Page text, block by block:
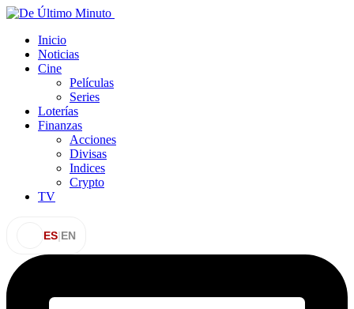
Inicio
Noticias
Cine
Películas
Series
Loterías
Finanzas
Acciones
Divisas
Indices
Crypto
TV
ES|EN